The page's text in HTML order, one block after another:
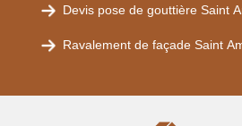
Devis pose de gouttière Saint
Ravalement de façade Saint